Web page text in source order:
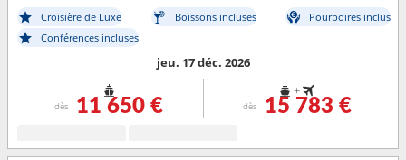
Croisière de Luxe Boissons incluses
Pourboires inclus
Conférences incluses
jeu. 17 déc. 2026
dès 11 650 €
+
dès 15 783 €